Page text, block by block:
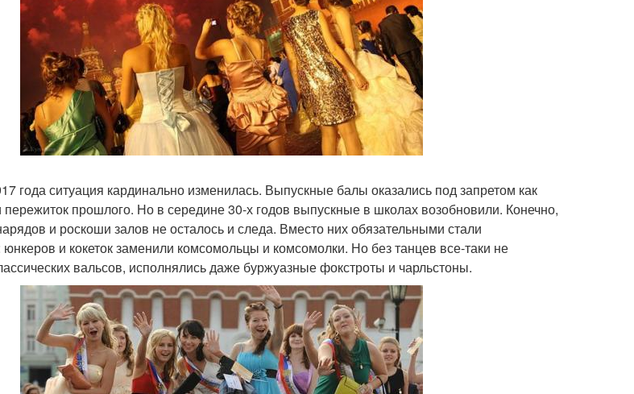
года ситуация кардинально изменилась. Выпускные балы оказались под запретом как
пережиток прошлого. Но в середине 30-х годов выпускные в школах возобновили. Конечно,
и роскоши залов не осталось и следа. Вместо них обязательными стали
и кокеток заменили комсомольцы и комсомолки. Но без танцев все-таки не
вальсов, исполнялись даже буржуазные фокстроты и чарльстоны.